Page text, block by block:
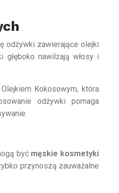
odżywki zawierające olejki
głęboko nawilżają włosy i
Kokosowym, która
odżywki pomaga
być męskie kosmetyki
przynoszą zauważalne